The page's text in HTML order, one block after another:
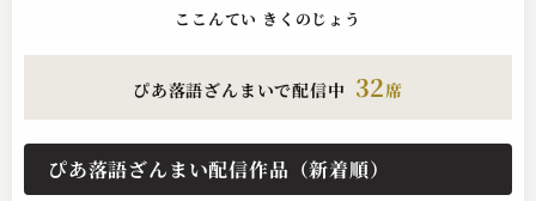
ここんてい きくのじょう
ぴあ落語ざんまいで配信中 32席
ぴあ落語ざんまい配信作品（新着順）